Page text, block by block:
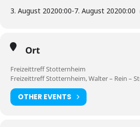
3. August 20200:00-7. August 20200:00
Ort
Freizeittreff Stotternheim
Freizeittreff Stotternheim, Walter – Rein –
OTHER EVENTS